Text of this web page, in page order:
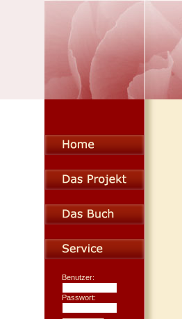
Benutzer:
Passwort: